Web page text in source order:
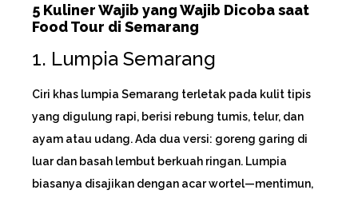
5 Kuliner Wajib yang Wajib Dicoba saat
Food Tour di Semarang
1. Lumpia Semarang
Ciri khas lumpia Semarang terletak pada kulit tipis
yang digulung rapi, berisi rebung tumis, telur, dan
ayam atau udang. Ada dua versi: goreng garing di
luar dan basah lembut berkuah ringan. Lumpia
biasanya disajikan dengan acar wortel—mentimun,